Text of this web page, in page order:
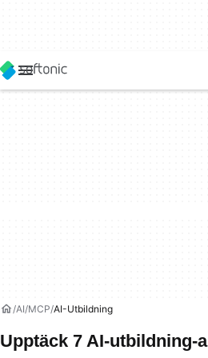
AI MCP AI-Utbildning
Upptäck 7 AI-utbildning-